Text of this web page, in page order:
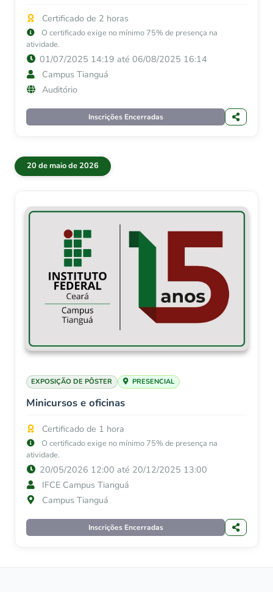
Certificado de 2 horas
O certificado exige no mínimo 75% de presença na
atividade.
01/07/2025 14:19 até 06/08/2025 16:14
Campus Tianguá
Auditório
Inscrições Encerradas
20 de maio de 2026
EXPOSIÇÃO DE PÔSTER PRESENCIAL
Minicursos e oficinas
Certificado de 1 hora
O certificado exige no mínimo 75% de presença na
atividade.
20/05/2026 12:00 até 20/12/2025 13:00
IFCE Campus Tianguá
Campus Tianguá
Inscrições Encerradas